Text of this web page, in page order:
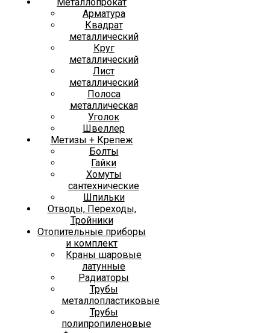
Арматура
Квадрат
металлический
Круг
металлический
Лист
металлический
Полоса
металлическая
Уголок
Швеллер
Метизы + Крепеж
Болты
Гайки
Хомуты
сантехнические
Шпильки
Отводы, Переходы,
Тройники
Отопительные приборы
и комплект
Краны шаровые
латунные
Радиаторы
Трубы
металлопластиковые
Трубы
полипропиленовые